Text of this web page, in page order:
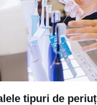
tipuri de